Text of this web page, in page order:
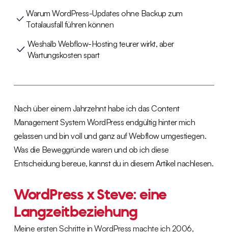
Warum WordPress-Updates ohne Backup zum
Totalausfall führen können
Weshalb Webflow-Hosting teurer wirkt, aber
Wartungskosten spart
Nach über einem Jahrzehnt habe ich das Content
Management System WordPress endgültig hinter mich
gelassen und bin voll und ganz auf Webflow umgestiegen.
Was die Beweggründe waren und ob ich diese
Entscheidung bereue, kannst du in diesem Artikel nachlesen.
WordPress x Steve: eine
Langzeitbeziehung
Meine ersten Schritte in WordPress machte ich 2006,